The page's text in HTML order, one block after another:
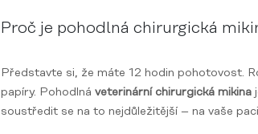
Proč je pohodlná chirurgická
Představte si, že máte 12 hodin pohotovost.
papíry. Pohodlná veterinární chirurgická mikina
soustředit se na to nejdůležitější – na vaše